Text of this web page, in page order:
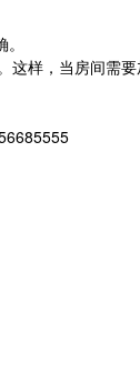
样，当房间需